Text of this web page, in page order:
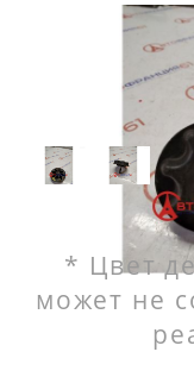
* Цвет
может не